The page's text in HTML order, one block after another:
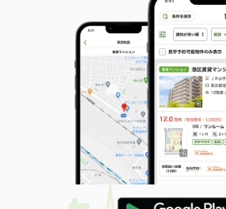
42.17m²
間取り
1LDK
大分県大分市六坊北町
価 格
4.70万円
住 所
大分県大分市六
専有面積 19.87m²
間取り
1K
大分県大分市三川下１